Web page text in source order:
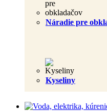
Náradie pre
Kyseliny